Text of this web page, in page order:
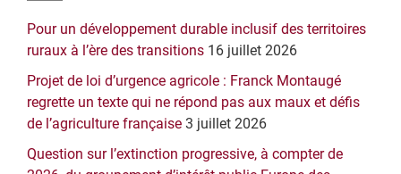
latérale
principale
Pour un développement durable inclusif des territoires
ruraux à l’ère des transitions 16 juillet 2026
Projet de loi d’urgence agricole : Franck Montaugé
regrette un texte qui ne répond pas aux maux et défis
de l’agriculture française 3 juillet 2026
Question sur l’extinction progressive, à compter de